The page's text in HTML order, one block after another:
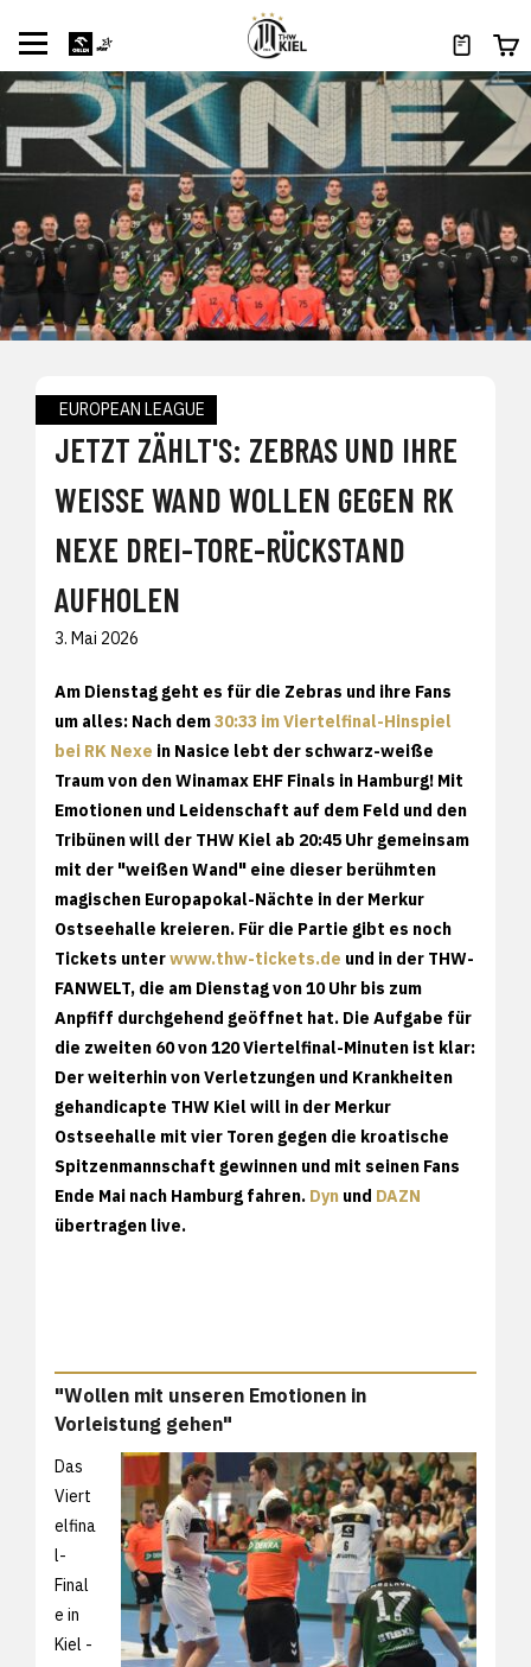
EUROPEAN LEAGUE
JETZT ZÄHLT'S: ZEBRAS UND IHRE
WEISSE WAND WOLLEN GEGEN RK N
EXE DREI-TORE-RÜCKSTAND A
UFHOLEN
3. Mai 2026
Am Dienstag geht es für die Zebras und ihre Fans
um alles: Nach dem30:33 im Viertelfinal-Hinspiel
bei RK Nexe in Nasice lebt der schwarz-weiße
Traum von den Winamax EHF Finals in Hamburg! Mit
Emotionen und Leidenschaft auf dem Feld und den
Tribünen will der THW Kiel ab 20:45 Uhr gemeinsam
mit der "weißen Wand" eine dieser berühmten
magischen Europapokal-Nächte in der Merkur
Ostseehalle kreieren. Für die Partie gibt es noch
Tickets unterwww.thw-tickets.de und in der THW-
FANWELT, die am Dienstag von 10 Uhr bis zum
Anpfiff durchgehend geöffnet hat. Die Aufgabe für
die zweiten 60 von 120 Viertelfinal-Minuten ist klar:
Der weiterhin von Verletzungen und Krankheiten
gehandicapte THW Kiel will in der Merkur
Ostseehalle mit vier Toren gegen die kroatische
Spitzenmannschaft gewinnen und mit seinen Fans
Ende Mai nach Hamburg fahren. Dyn und DAZN
übertragen live.
"Wollen mit unseren Emotionen in
Vorleistung gehen"
Das
Viert
elfina
l-
Final
e in
Kiel -